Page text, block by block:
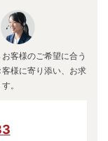
客様のご希望に合う
様に寄り添い、お求
。